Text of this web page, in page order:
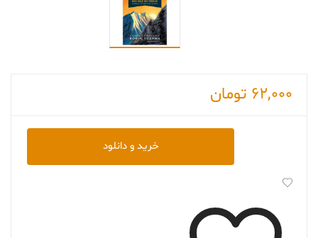
62,000 تومان
Monk
Sold
خرید و دانلود